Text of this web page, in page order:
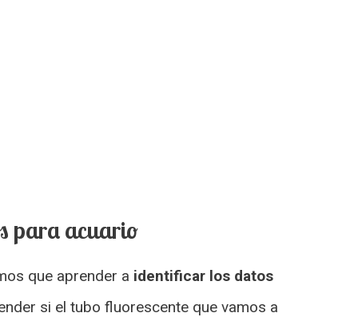
para acuario
que aprender a identificar los datos
si el tubo fluorescente que vamos a